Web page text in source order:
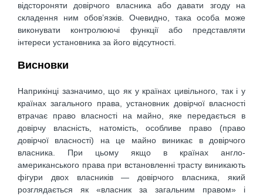
відстороняти довірчого власника або давати згоду на
складення ним обов’язків. Очевидно, така особа може
виконувати контролюючі функції або представляти
інтереси установника за його відсутності.
Висновки
Наприкінці зазначимо, що як у країнах цивільного, так і у
країнах загального права, установник довірчої власності
втрачає право власності на майно, яке передається в
довірчу власність, натомість, особливе право (право
довірчої власності) на це майно виникає в довірчого
власника. При цьому якщо в країнах англо-
американського права при встановленні трасту виникають
фігури двох власників — довірчого власника, який
розглядається як «власник за загальним правом» і